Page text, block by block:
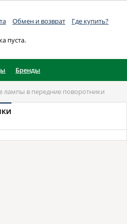
Обмен и возврат Где купить?
пуста.
Бренды
лампы в передние поворотники